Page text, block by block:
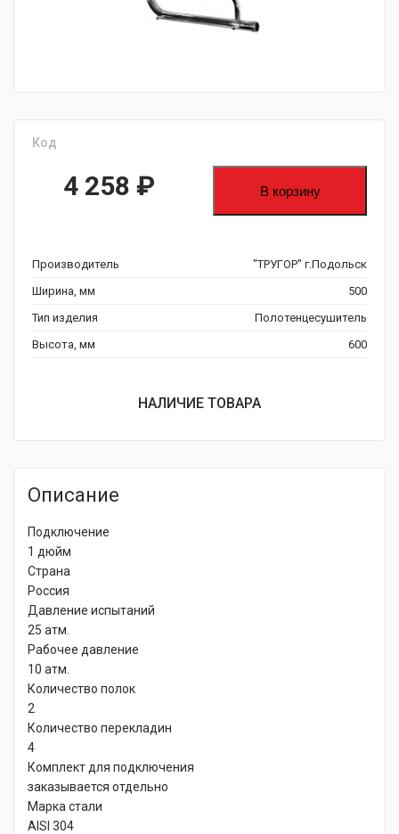
Код
4 258 ₽ В корзину
Производитель
"ТРУГОР" г.Подольск
Ширина, мм
500
Тип изделия
Полотенцесушитель
Высота, мм
600
НАЛИЧИЕ ТОВАРА
Описание
Подключение
1 дюйм
Страна
Россия
Давление испытаний
25 атм.
Рабочее давление
10 атм.
Количество полок
2
Количество перекладин
4
Комплект для подключения
заказывается отдельно
Марка стали
AISI 304